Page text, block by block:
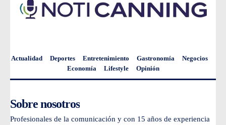
Actualidad Deportes Entretenimiento Gastronomía
Negocios
Economía
Lifestyle Opinión
Sobre nosotros
Profesionales de la comunicación y con 15 años de experiencia